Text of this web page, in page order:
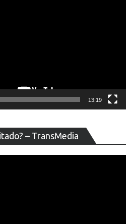
13:19
– TransMedia
de